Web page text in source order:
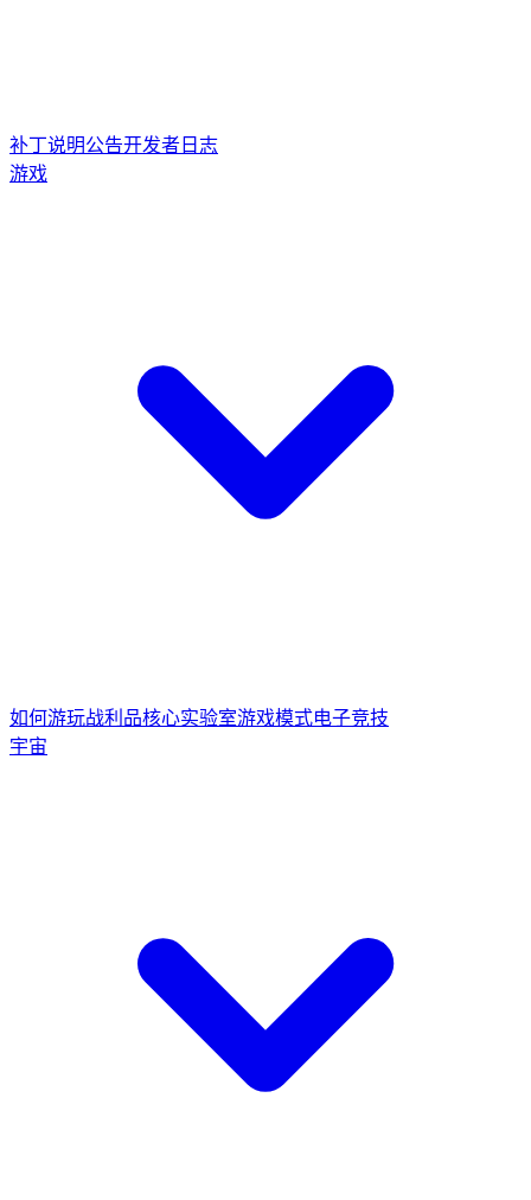
补丁说明公告开发者日志
游戏
如何游玩战利品核心实验室游戏模式电子竞技
宇宙